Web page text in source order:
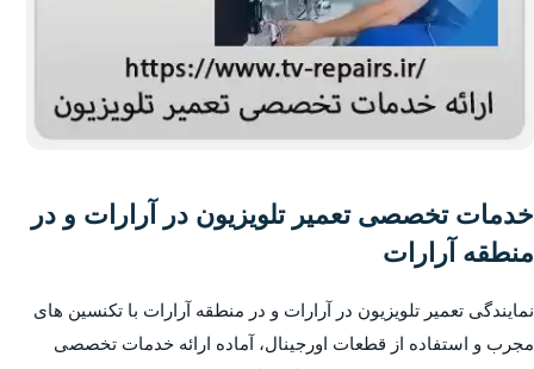
خدمات تخصصی تعمیر تلویزیون در آرارات و در
منطقه آرارات
نمایندگی تعمیر تلویزیون در آرارات و در منطقه آرارات با تکنسین های
مجرب و استفاده از قطعات اورجینال، آماده ارائه خدمات تخصصی